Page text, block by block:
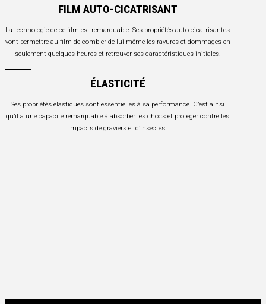
FILM AUTO-CICATRISANT
La technologie de ce film est remarquable. Ses propriétés auto-cicatrisantes
vont permettre au film de combler de lui-même les rayures et dommages en
seulement quelques heures et retrouver ses caractéristiques initiales.
ÉLASTICITÉ
Ses propriétés élastiques sont essentielles à sa performance. C’est ainsi
qu’il a une capacité remarquable à absorber les chocs et protéger contre les
impacts de graviers et d’insectes.